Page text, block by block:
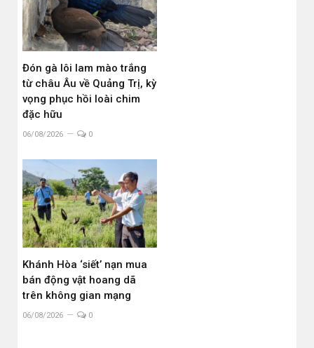
Đón gà lôi lam mào trắng
từ châu Âu về Quảng Trị, kỳ
vọng phục hồi loài chim
đặc hữu
06/08/2026 0
Khánh Hòa ‘siết’ nạn mua
bán động vật hoang dã
trên không gian mạng
06/08/2026 0